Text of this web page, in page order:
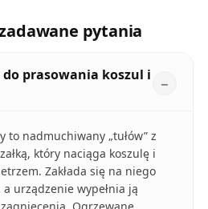
pytania
prasowania koszul i
to nadmuchiwany „tułów” z
który naciąga koszulę i
Zakłada się na niego
urządzenie wypełnia ją